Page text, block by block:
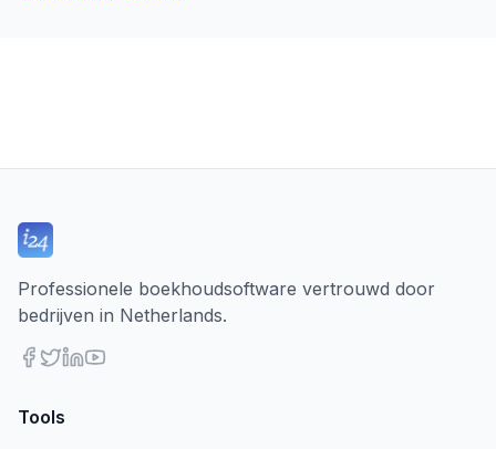
Professionele boekhoudsoftware vertrouwd door
bedrijven in Netherlands.
Tools